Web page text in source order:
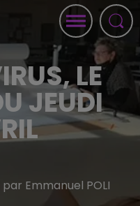
LE
JEUDI
par Emmanuel POLI